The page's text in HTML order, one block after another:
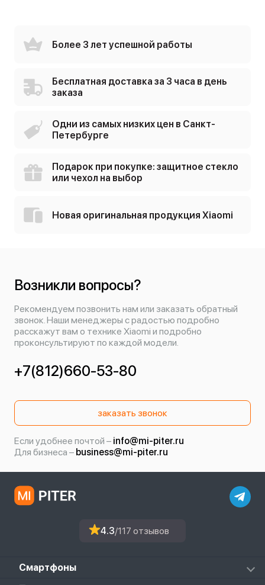
Более 3 лет успешной работы
Бесплатная доставка за 3 часа в день
заказа
Одни из самых низких цен в Санкт-
Петербурге
Подарок при покупке: защитное стекло
или чехол на выбор
Новая оригинальная продукция Xiaomi
Возникли вопросы?
Рекомендуем позвонить нам или заказать обратный
звонок. Наши менеджеры с радостью подробно
расскажут вам о технике Xiaomi и подробно
проконсультируют по каждой модели.
+7(812)660-53-80
заказать звонок
Если удобнее почтой – info@mi-piter.ru
Для бизнеса – business@mi-piter.ru
4.3/117 отзывов
Смартфоны